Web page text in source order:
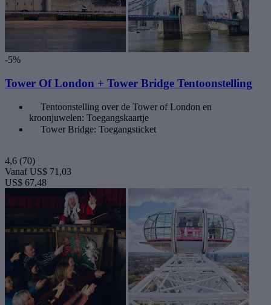
-5%
Tower Of London + Tower Bridge Tentoonstelling
Tentoonstelling over de Tower of London en
kroonjuwelen: Toegangskaartje
Tower Bridge: Toegangsticket
4,6 (70)
Vanaf US$ 71,03
US$ 67,48